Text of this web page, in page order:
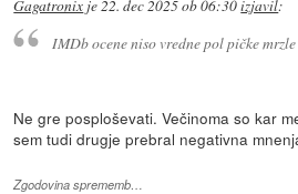
Gagatronix je22. dec 2025 ob 06:30izjavil:
IMDb ocene niso vredne pol pičke mrzle
Ne gre posploševati. Večinoma so kar
sem tudi drugje prebral negativna
Zgodovina sprememb…